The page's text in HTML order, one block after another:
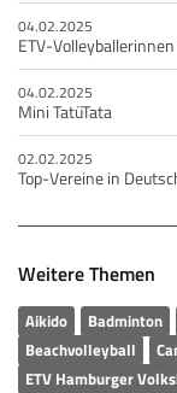
04.02.2025
ETV-
04.02.2025
Mini TatüTata
02.02.2025
Top-Vereine in
Weitere Themen
Aikido Badminton
Beachvolleyball
ETV Hamburger